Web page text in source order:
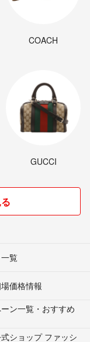
COACH
GUCCI
覧
価格情報
ン一覧・おすすめ
ショップ ファッシ